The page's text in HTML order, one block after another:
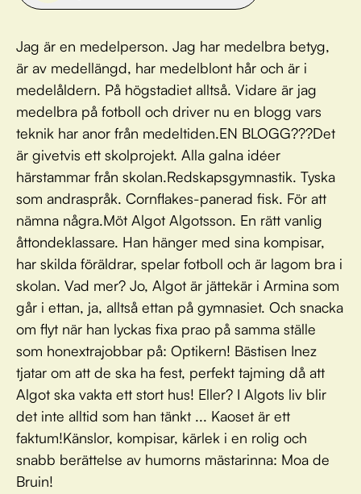
Jag är en medelperson. Jag har medelbra betyg,
är av medellängd, har medelblont hår och är i
medelåldern. På högstadiet alltså. Vidare är jag
medelbra på fotboll och driver nu en blogg vars
teknik har anor från medeltiden.EN BLOGG???Det
är givetvis ett skolprojekt. Alla galna idéer
härstammar från skolan.Redskapsgymnastik. Tyska
som andraspråk. Cornflakes-panerad fisk. För att
nämna några.Möt Algot Algotsson. En rätt vanlig
åttondeklassare. Han hänger med sina kompisar,
har skilda föräldrar, spelar fotboll och är lagom bra i
skolan. Vad mer? Jo, Algot är jättekär i Armina som
går i ettan, ja, alltså ettan på gymnasiet. Och snacka
om flyt när han lyckas fixa prao på samma ställe
som honextrajobbar på: Optikern! Bästisen Inez
tjatar om att de ska ha fest, perfekt tajming då att
Algot ska vakta ett stort hus! Eller? I Algots liv blir
det inte alltid som han tänkt ... Kaoset är ett
faktum!Känslor, kompisar, kärlek i en rolig och
snabb berättelse av humorns mästarinna: Moa de
Bruin!